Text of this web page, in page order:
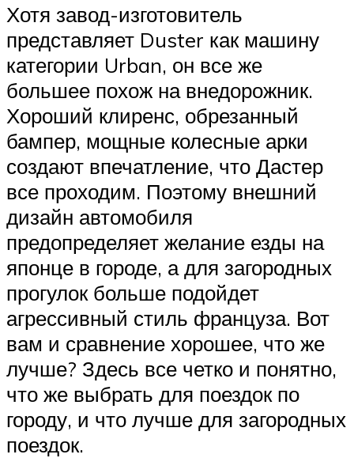
Хотя завод-изготовитель
представляет Duster как машину
категории Urban, он все же
большее похож на внедорожник.
Хороший клиренс, обрезанный
бампер, мощные колесные арки
создают впечатление, что Дастер
все проходим. Поэтому внешний
дизайн автомобиля
предопределяет желание езды на
японце в городе, а для загородных
прогулок больше подойдет
агрессивный стиль француза. Вот
вам и сравнение хорошее, что же
лучше? Здесь все четко и понятно,
что же выбрать для поездок по
городу, и что лучше для загородных
поездок.